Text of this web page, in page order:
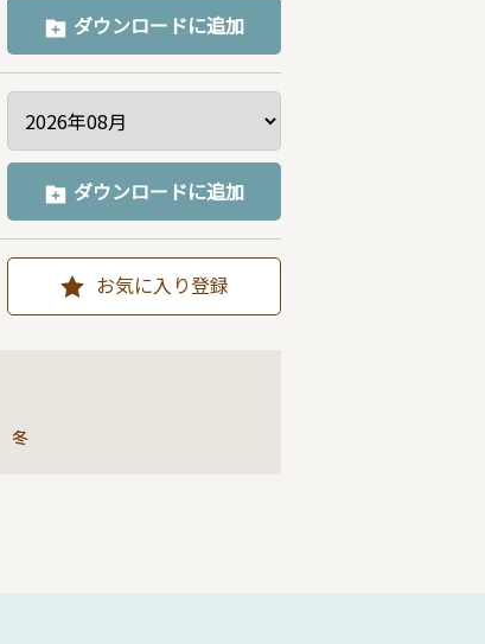
ダウンロードに追加
ダウンロードに追加
お気に入り登録
冬